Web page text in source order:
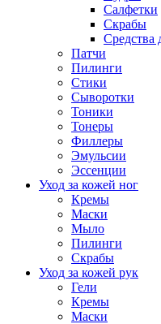
Салфетки
Скрабы
Средства
Патчи
Пилинги
Стики
Сыворотки
Тоники
Тонеры
Филлеры
Эмульсии
Эссенции
Уход за кожей ног
Кремы
Маски
Мыло
Пилинги
Скрабы
Уход за кожей рук
Гели
Кремы
Маски